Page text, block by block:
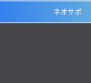
ネオサポ